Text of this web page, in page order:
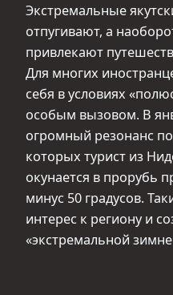
Экстремальные
отпугивают, а
привлекают
Для многих
себя в условиях
особым вызовом. В
огромный резонанс
которых турист из
окунается в прорубь
минус 50 градусов.
интерес к региону и
«экстремальной